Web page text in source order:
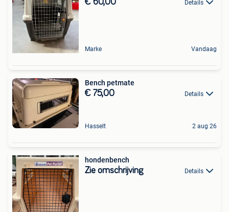
€ 60,00 Details
Marke Vandaag
Bench petmate
€ 75,00 Details
Hasselt 2 aug 26
hondenbench
Zie omschrijving Details